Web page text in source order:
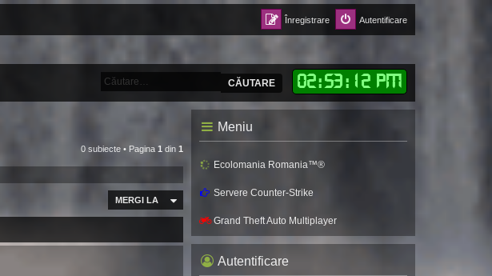
Autentificare
Înregistrare
02:53: 14 PM
CĂUTARE
0 subiecte • Pagina 1 din 1
MERGI LA
Meniu
Ecolomania Romania™®
Servere Counter-Strike
Grand Theft Auto Multiplayer
Autentificare